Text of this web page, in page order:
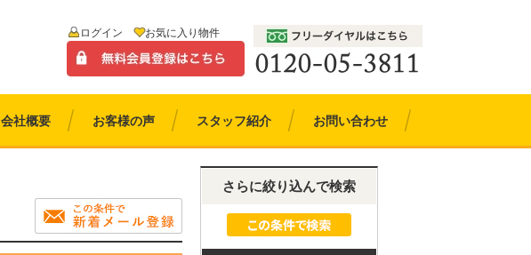
ログイン お気に入り物件
会社概要 お客様の声 スタッフ紹介 お問い合わせ
さらに絞り込んで検索